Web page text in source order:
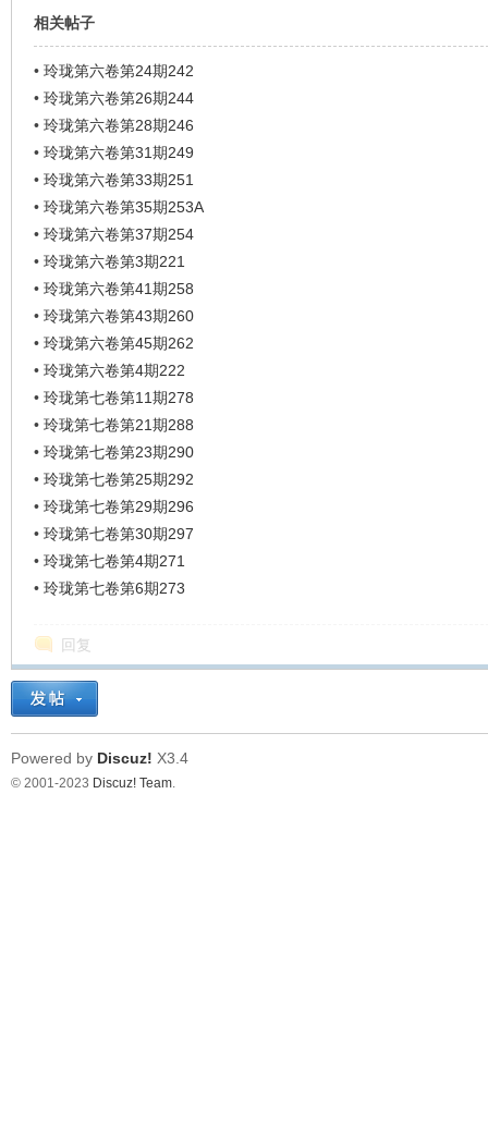
相关帖子
• 玲珑第六卷第24期242
• 玲珑第六卷第26期244
• 玲珑第六卷第28期246
• 玲珑第六卷第31期249
• 玲珑第六卷第33期251
• 玲珑第六卷第35期253A
• 玲珑第六卷第37期254
• 玲珑第六卷第3期221
• 玲珑第六卷第41期258
• 玲珑第六卷第43期260
• 玲珑第六卷第45期262
• 玲珑第六卷第4期222
• 玲珑第七卷第11期278
• 玲珑第七卷第21期288
• 玲珑第七卷第23期290
• 玲珑第七卷第25期292
• 玲珑第七卷第29期296
• 玲珑第七卷第30期297
• 玲珑第七卷第4期271
• 玲珑第七卷第6期273
回复
Powered by Discuz! X3.4
© 2001-2023 Discuz! Team.